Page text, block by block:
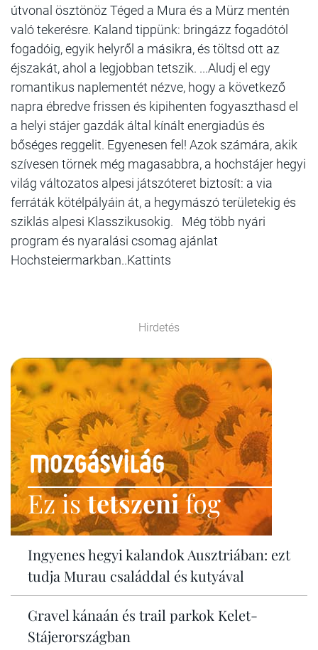
útvonal ösztönöz Téged a Mura és a Mürz mentén
való tekerésre. Kaland tippünk: bringázz fogadótól
fogadóig, egyik helyről a másikra, és töltsd ott az
éjszakát, ahol a legjobban tetszik. ...Aludj el egy
romantikus naplementét nézve, hogy a következő
napra ébredve frissen és kipihenten fogyaszthasd el
a helyi stájer gazdák által kínált energiadús és
bőséges reggelit. Egyenesen fel! Azok számára, akik
szívesen törnek még magasabbra, a hochstájer hegyi
világ változatos alpesi játszóteret biztosít: a via
ferráták kötélpályáin át, a hegymászó területekig és
sziklás alpesi Klasszikusokig. Még több nyári
program és nyaralási csomag ajánlat
Hochsteiermarkban..Kattints
Hirdetés
Ez istetszenifog
Ingyenes hegyi kalandok Ausztriában: ezt
tudja Murau családdal és kutyával
Gravel kánaán és trail parkok Kelet-
Stájerországban